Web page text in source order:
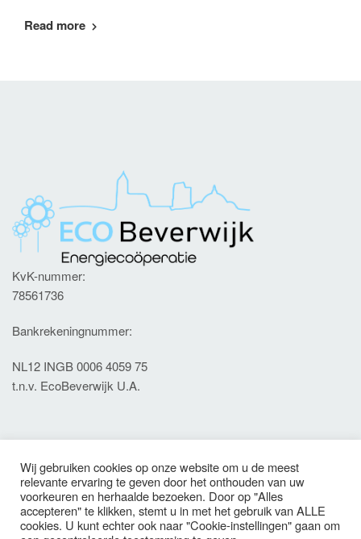
Read more
KvK-nummer:
78561736
Bankrekeningnummer:
NL12 INGB 0006 4059 75
t.n.v. EcoBeverwijk U.A.
Contact
Meer weten? Neem contact met ons op: info@ecobeverwijk.nl
Wij gebruiken cookies op onze website om u de meest
relevante ervaring te geven door het onthouden van uw
voorkeuren en herhaalde bezoeken. Door op "Alles
accepteren" te klikken, stemt u in met het gebruik van ALLE
cookies. U kunt echter ook naar "Cookie-instellingen" gaan om